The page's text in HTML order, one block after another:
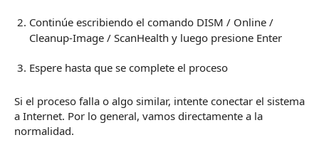
Continúe escribiendo el comando DISM / Online /
Cleanup-Image / ScanHealth y luego presione Enter
Espere hasta que se complete el proceso
Si el proceso falla o algo similar, intente conectar el sistema
a Internet. Por lo general, vamos directamente a la
normalidad.